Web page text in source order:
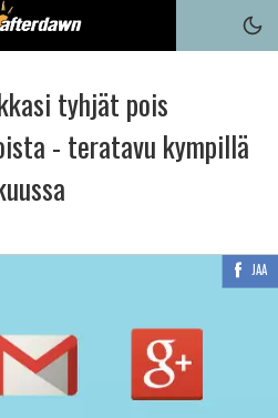
tyhjät pois
- teratavu kympillä
JAA